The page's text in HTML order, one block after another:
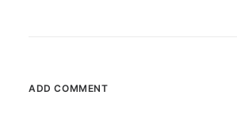
ADD COMMENT